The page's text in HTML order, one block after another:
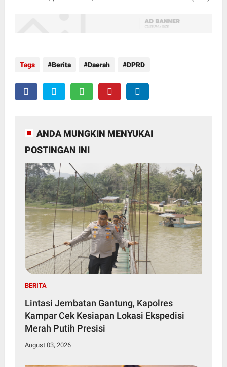
Tags Berita Daerah DPRD
ANDA MUNGKIN MENYUKAI
POSTINGAN INI
BERITA
Lintasi Jembatan Gantung, Kapolres
Kampar Cek Kesiapan Lokasi Ekspedisi
Merah Putih Presisi
August 03, 2026